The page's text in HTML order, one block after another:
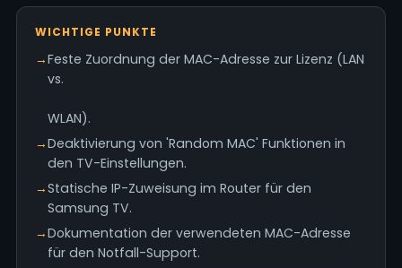
WICHTIGE PUNKTE
→Feste Zuordnung der MAC-Adresse zur Lizenz (LAN
vs.
WLAN).
→Deaktivierung von 'Random MAC' Funktionen in
den TV-Einstellungen.
→Statische IP-Zuweisung im Router für den
Samsung TV.
→Dokumentation der verwendeten MAC-Adresse
für den Notfall-Support.